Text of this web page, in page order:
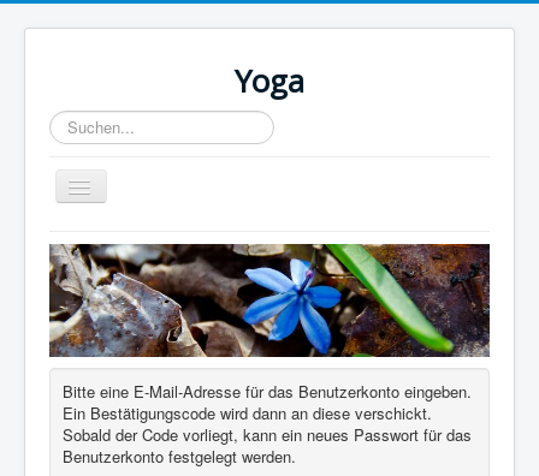
Yoga
Suchen...
Toggle
Navigation
Home
Bitte eine E-Mail-Adresse für das Benutzerkonto eingeben.
Ein Bestätigungscode wird dann an diese verschickt.
Sobald der Code vorliegt, kann ein neues Passwort für das
Benutzerkonto festgelegt werden.